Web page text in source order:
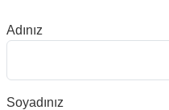
Adınız
Soyadınız